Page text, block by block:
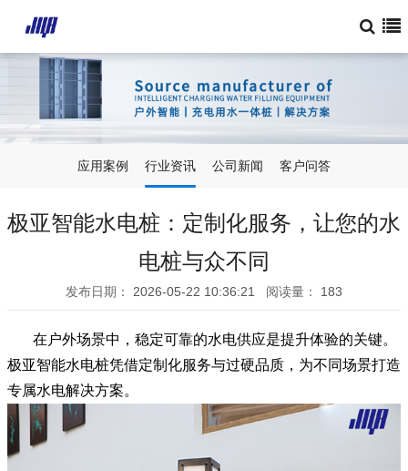
应用案例 行业资讯 公司新闻 客户问答
极亚智能水电桩：定制化服务，让您的水
电桩与众不同
发布日期： 2026-05-22 10:36:21 阅读量： 183
在户外场景中，稳定可靠的水电供应是提升体验的关键。
极亚智能水电桩凭借定制化服务与过硬品质，为不同场景打造
专属水电解决方案。